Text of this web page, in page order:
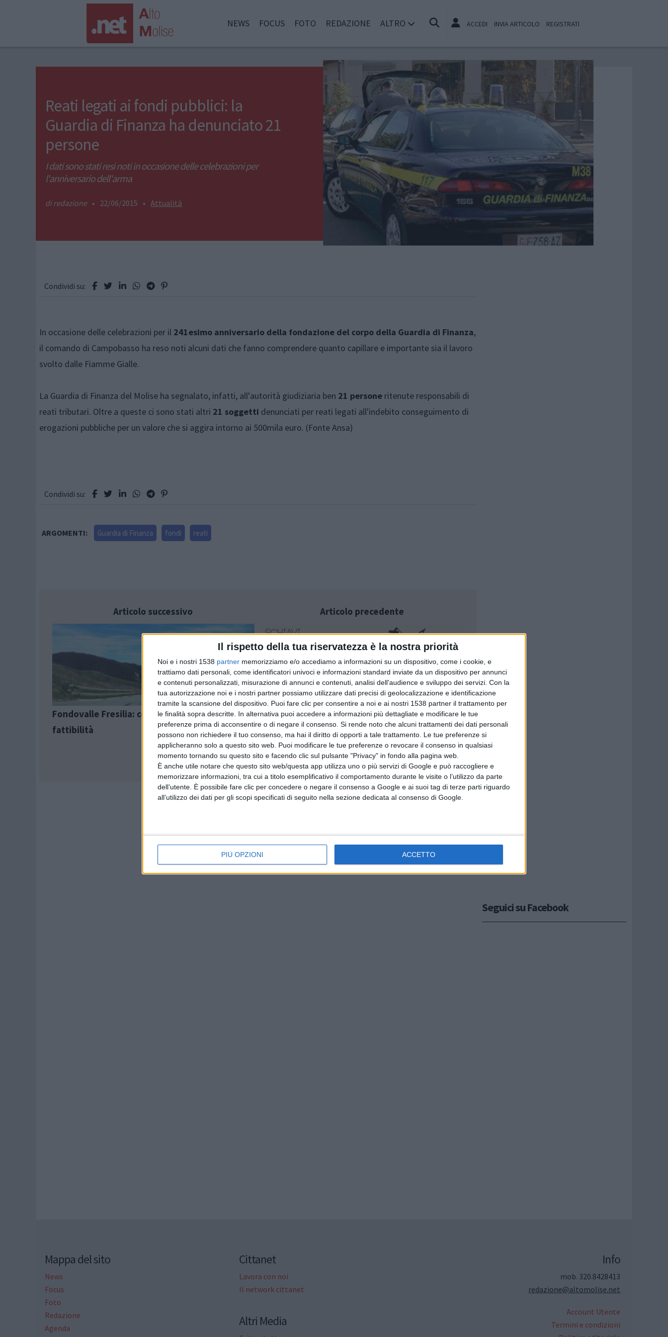
Il rispetto della tua riservatezza è la nostra priorità
Noi e i nostri 1538 partner memorizziamo e/o accediamo a informazioni su un dispositivo, come i cookie, e
trattiamo dati personali, come identificatori univoci e informazioni standard inviate da un dispositivo per annunci
e contenuti personalizzati, misurazione di annunci e contenuti, analisi dell'audience e sviluppo dei servizi. Con la
tua autorizzazione noi e i nostri partner possiamo utilizzare dati precisi di geolocalizzazione e identificazione
tramite la scansione del dispositivo. Puoi fare clic per consentire a noi e ai nostri 1538 partner il trattamento per
le finalità sopra descritte. In alternativa puoi accedere a informazioni più dettagliate e modificare le tue
preferenze prima di acconsentire o di negare il consenso. Si rende noto che alcuni trattamenti dei dati personali
possono non richiedere il tuo consenso, ma hai il diritto di opporti a tale trattamento. Le tue preferenze si
applicheranno solo a questo sito web. Puoi modificare le tue preferenze o revocare il consenso in qualsiasi
momento tornando su questo sito e facendo clic sul pulsante "Privacy" in fondo alla pagina web.
È anche utile notare che questo sito web/questa app utilizza uno o più servizi di Google e può raccogliere e
memorizzare informazioni, tra cui a titolo esemplificativo il comportamento durante le visite o l’utilizzo da parte
dell’utente. È possibile fare clic per concedere o negare il consenso a Google e ai suoi tag di terze parti riguardo
all’utilizzo dei dati per gli scopi specificati di seguito nella sezione dedicata al consenso di Google.
PIÙ OPZIONI ACCETTO
NEWS FOCUS FOTO REDAZIONE ALTRO ACCEDI INVIA ARTICOLO REGISTRATI
Reati legati ai fondi pubblici: la
Guardia di Finanza ha denunciato 21
persone
I dati sono stati resi noti in occasione delle celebrazioni per
l'anniversario dell'arma
redazione • 22/06/2015 • Attualità
Condividi su:
In occasione delle celebrazioni per il 241esimo anniversario della fondazione del corpo della Guardia di Finanza,
il comando di Campobasso ha reso noti alcuni dati che fanno comprendere quanto capillare e importante sia il lavoro
svolto dalle Fiamme Gialle.
La Guardia di Finanza del Molise ha segnalato, infatti, all'autorità giudiziaria ben 21 personeritenute responsabili di
reati tributari. Oltre a queste ci sono stati altri 21 soggetti denunciati per reati legati all'indebito conseguimento di
erogazioni pubbliche per un valore che si aggira intorno ai 500mila euro. (Fonte Ansa)
Condividi su:
ARGOMENTI: Guardia di Finanza fondi reati
Articolo successivo
Fondovalle Fresilia: commissionato lo studio di
fattibilità
Articolo precedente
A Schiavi di Abruzzo (CH), dal 26 al 28 giugno, la
sesta edizione del Festival “Schiavi della
Musica - festa della birra, degli arrosticini e
della musica indipendente”
Seguici su Facebook
Mappa del sito
News
Focus
Foto
Redazione
Agenda
Cittanet
Lavora con noi
Il network cittanet
Altri Media
Info
mob. 320.8428413
redazione@altomolise.net
Account Utente
Termini e condizioni